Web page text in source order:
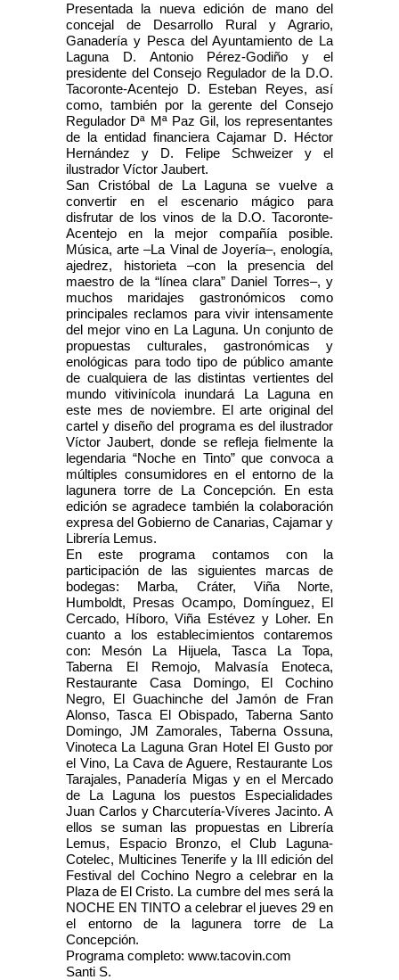
Presentada la nueva edición de mano del
concejal de Desarrollo Rural y Agrario,
Ganadería y Pesca del Ayuntamiento de La
Laguna D. Antonio Pérez-Godiño y el
presidente del Consejo Regulador de la D.O.
Tacoronte-Acentejo D. Esteban Reyes, así
como, también por la gerente del Consejo
Regulador Dª Mª Paz Gil, los representantes
de la entidad financiera Cajamar D. Héctor
Hernández y D. Felipe Schweizer y el
ilustrador Víctor Jaubert.
San Cristóbal de La Laguna se vuelve a
convertir en el escenario mágico para
disfrutar de los vinos de la D.O. Tacoronte-
Acentejo en la mejor compañía posible.
Música, arte –La Vinal de Joyería–, enología,
ajedrez, historieta –con la presencia del
maestro de la “línea clara” Daniel Torres–, y
muchos maridajes gastronómicos como
principales reclamos para vivir intensamente
del mejor vino en La Laguna. Un conjunto de
propuestas culturales, gastronómicas y
enológicas para todo tipo de público amante
de cualquiera de las distintas vertientes del
mundo vitivinícola inundará La Laguna en
este mes de noviembre. El arte original del
cartel y diseño del programa es del ilustrador
Víctor Jaubert, donde se refleja fielmente la
legendaria “Noche en Tinto” que convoca a
múltiples consumidores en el entorno de la
lagunera torre de La Concepción. En esta
edición se agradece también la colaboración
expresa del Gobierno de Canarias, Cajamar y
Librería Lemus.
En este programa contamos con la
participación de las siguientes marcas de
bodegas: Marba, Cráter, Viña Norte,
Humboldt, Presas Ocampo, Domínguez, El
Cercado, Híboro, Viña Estévez y Loher. En
cuanto a los establecimientos contaremos
con: Mesón La Hijuela, Tasca La Topa,
Taberna El Remojo, Malvasía Enoteca,
Restaurante Casa Domingo, El Cochino
Negro, El Guachinche del Jamón de Fran
Alonso, Tasca El Obispado, Taberna Santo
Domingo, JM Zamorales, Taberna Ossuna,
Vinoteca La Laguna Gran Hotel El Gusto por
el Vino, La Cava de Aguere, Restaurante Los
Tarajales, Panadería Migas y en el Mercado
de La Laguna los puestos Especialidades
Juan Carlos y Charcutería-Víveres Jacinto. A
ellos se suman las propuestas en Librería
Lemus, Espacio Bronzo, el Club Laguna-
Cotelec, Multicines Tenerife y la III edición del
Festival del Cochino Negro a celebrar en la
Plaza de El Cristo. La cumbre del mes será la
NOCHE EN TINTO a celebrar el jueves 29 en
el entorno de la lagunera torre de La
Concepción.
Programa completo: www.tacovin.com
Santi S.